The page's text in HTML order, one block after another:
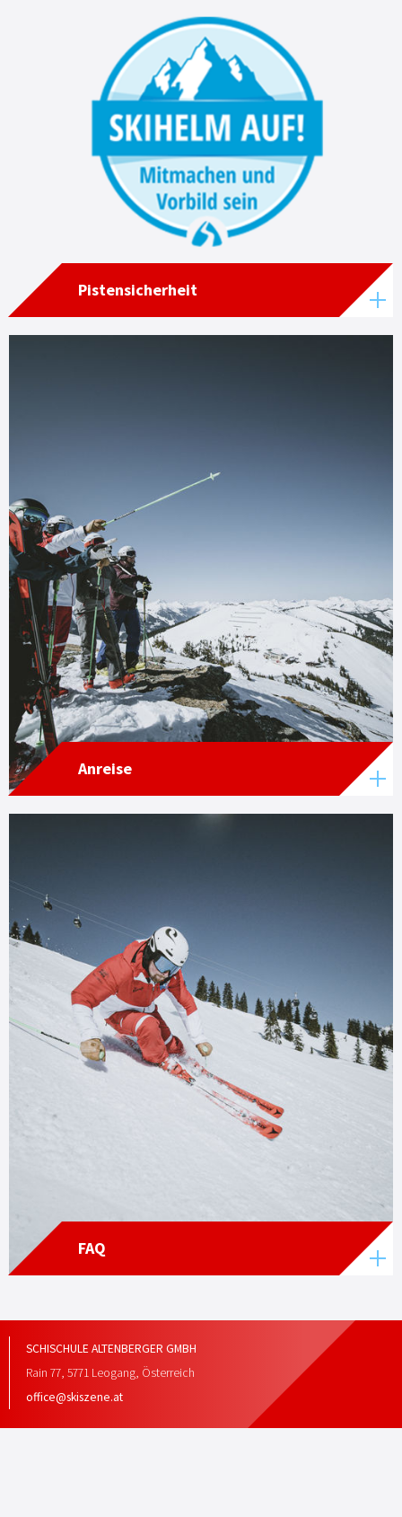
Pistensicherheit
Anreise
FAQ
SCHISCHULE ALTENBERGER GMBH
Rain 77, 5771 Leogang, Österreich
office@skiszene.at